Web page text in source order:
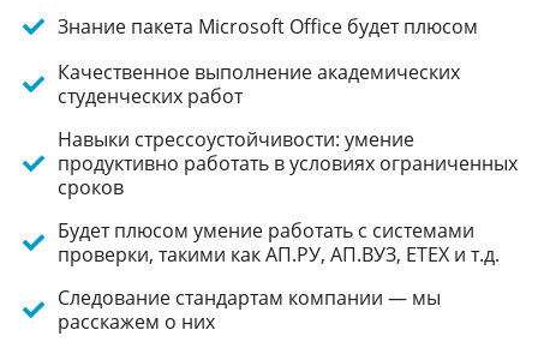
Знание пакета Microsoft Office будет плюсом
Качественное выполнение академических
студенческих работ
Навыки стрессоустойчивости: умение
продуктивно работать в условиях ограниченных
сроков
Будет плюсом умение работать с системами
проверки, такими как АП.РУ, АП.ВУЗ, ЕТЕХ и т.д.
Следование стандартам компании — мы
расскажем о них